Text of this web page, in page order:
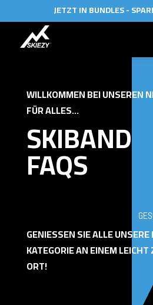
JETZT IN BUNDLES -
WILLKOMMEN BEI UNSEREN
FÜR ALLES...
SKIBAND
FAQS
GENIESSEN SIE ALLE UNSERE
ATEGORIE AN EINEM LEICHT
RT!